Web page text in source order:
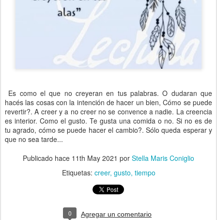
Es como el que no creyeran en tus palabras. O dudaran que
hacés las cosas con la intención de hacer un bien, Cómo se puede
revertir?. A creer y a no creer no se convence a nadie. La creencia
es interior. Como el gusto. Te gusta una comida o no. Si no es de
tu agrado, cómo se puede hacer el cambio?. Sólo queda esperar y
que no sea tarde...
Publicado hace 11th May 2021 por Stella Maris Coniglio
Etiquetas: creer gusto tiempo
0 Agregar un comentario